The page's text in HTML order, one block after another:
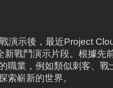
演示後，最近Project
新戰鬥演示片段。根據先
職業，例如類似刺客、
索嶄新的世界。